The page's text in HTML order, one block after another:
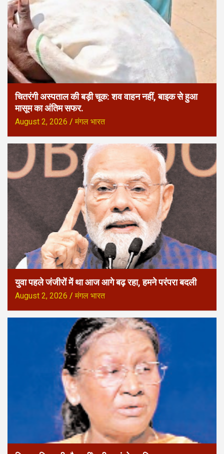
चितरंगी अस्पताल की बड़ी चूक: शव वाहन नहीं, बाइक से हुआ
मासूम का अंतिम सफर.
August 2, 2026 मंगल भारत
युवा पहले जंजीरों में था आज आगे बढ़ रहा, हमने परंपरा बदली
August 2, 2026 मंगल भारत